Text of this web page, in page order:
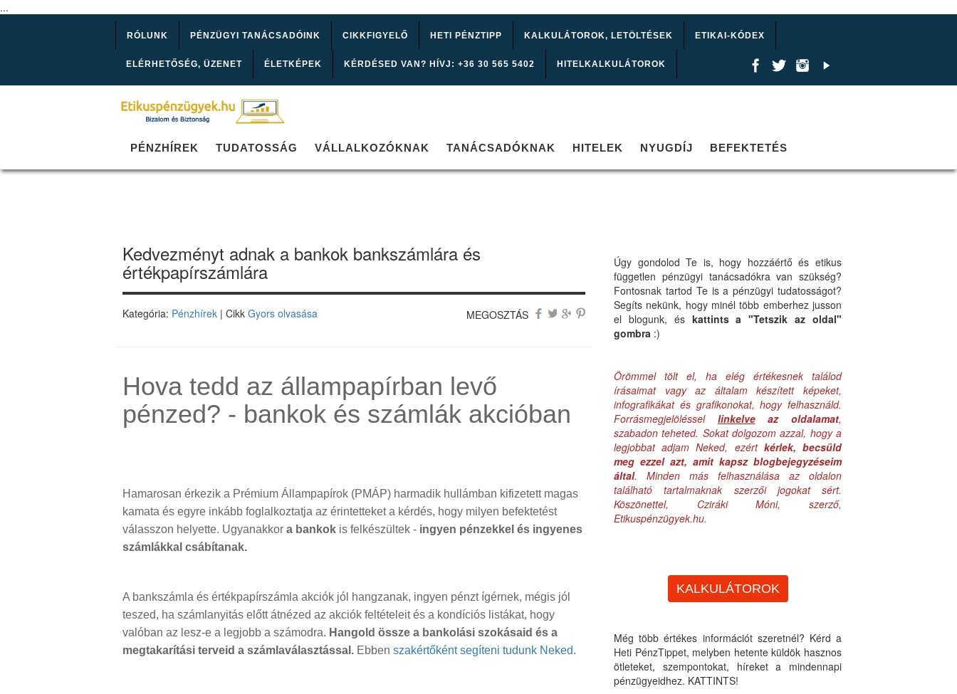
...
RÓLUNK PÉNZÜGYI TANÁCSADÓINK CIKKFIGYELŐ HETI PÉNZTIPP KALKULÁTOROK, LETÖLTÉSEK ETIKAI-KÓDEX
ELÉRHETŐSÉG, ÜZENET ÉLETKÉPEK KÉRDÉSED VAN? HÍVJ: +36 30 565 5402 HITELKALKULÁTOROK
PÉNZHÍREK TUDATOSSÁG VÁLLALKOZÓKNAK TANÁCSADÓKNAK HITELEK NYUGDÍJ BEFEKTETÉS
Kedvezményt adnak a bankok bankszámlára és
értékpapírszámlára
Kategória: Pénzhírek | Cikk Gyors olvasása MEGOSZTÁS
Hova tedd az állampapírban levő
pénzed? - bankok és számlák akcióban
Hamarosan érkezik a Prémium Állampapírok (PMÁP) harmadik hullámban kifizetett magas
kamata és egyre inkább foglalkoztatja az érintetteket a kérdés, hogy milyen befektetést
válasszon helyette. Ugyanakkor a bankok is felkészültek - ingyen pénzekkel és ingyenes
számlákkal csábítanak.
A bankszámla és értékpapírszámla akciók jól hangzanak, ingyen pénzt ígérnek, mégis jól
teszed, ha számlanyitás előtt átnézed az akciók feltételeit és a kondíciós listákat, hogy
valóban az lesz-e a legjobb a számodra. Hangold össze a bankolási szokásaid és a
megtakarítási terveid a számlaválasztással. Ebben szakértőként segíteni tudunk Neked.
Úgy gondolod Te is, hogy hozzáértő és etikus
független pénzügyi tanácsadókra van szükség?
Fontosnak tartod Te is a pénzügyi tudatosságot?
Segíts nekünk, hogy minél több emberhez jusson
el blogunk, és kattints a "Tetszik az oldal"
gombra :)
Örömmel tölt el, ha elég értékesnek találod
írásaimat vagy az általam készített képeket,
infografikákat és grafikonokat, hogy felhasználd.
Forrásmegjelöléssel linkelveaz oldalamat,
szabadon teheted. Sokat dolgozom azzal, hogy a
legjobbat adjam Neked, ezért kérlek, becsüld
meg ezzel azt, amit kapsz blogbejegyzéseim
által. Minden más felhasználása az oldalon
található tartalmaknak szerzői jogokat sért.
Köszönettel, Cziráki Móni, szerző,
Etikuspénzügyek.hu.
KALKULÁTOROK
Még több értékes információt szeretnél? Kérd a
Heti PénzTippet, melyben hetente küldök hasznos
ötleteket, szempontokat, híreket a mindennapi
pénzügyeidhez. KATTINTS!